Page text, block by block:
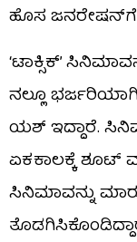
ಹೊಸ ಜನರೇಷನ್​​ಗೆ
‘ಟಾಕ್ಸಿಕ್’
ನಲ್ಲೂ
ಯಶ್ ಇದ್ದಾರೆ.
ಏಕಕಾಲಕ್ಕೆ ಶೂಟ್
ಸಿನಿಮಾವನ್ನು